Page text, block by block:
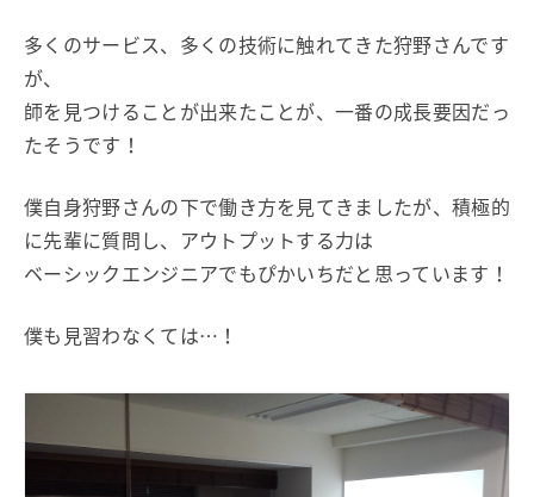
多くのサービス、多くの技術に触れてきた狩野さんです
が、
師を見つけることが出来たことが、一番の成長要因だっ
たそうです！
僕自身狩野さんの下で働き方を見てきましたが、積極的
に先輩に質問し、アウトプットする力は
ベーシックエンジニアでもぴかいちだと思っています！
僕も見習わなくては…！